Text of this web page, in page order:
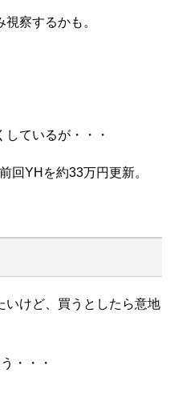
察するかも。
ているが・・・
回YHを約33万円更新。
いけど、買うとしたら意地
・・・